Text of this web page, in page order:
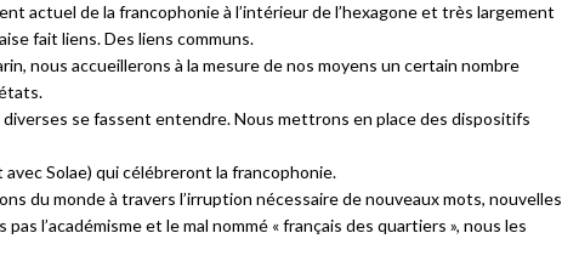
actuel de la francophonie à l’intérieur de l’hexagone et très largement
fait liens. Des liens communs.
nous accueillerons à la mesure de nos moyens un certain nombre
se fassent entendre. Nous mettrons en place des dispositifs
Solae) qui célébreront la francophonie.
du monde à travers l’irruption nécessaire de nouveaux mots, nouvelles
l’académisme et le mal nommé « français des quartiers », nous les